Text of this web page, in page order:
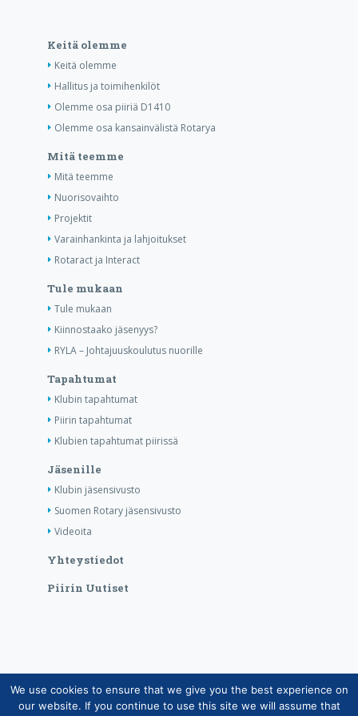
Keitä olemme
Keitä olemme
Hallitus ja toimihenkilöt
Olemme osa piiriä D1410
Olemme osa kansainvälistä Rotarya
Mitä teemme
Mitä teemme
Nuorisovaihto
Projektit
Varainhankinta ja lahjoitukset
Rotaract ja Interact
Tule mukaan
Tule mukaan
Kiinnostaako jäsenyys?
RYLA – Johtajuuskoulutus nuorille
Tapahtumat
Klubin tapahtumat
Piirin tapahtumat
Klubien tapahtumat piirissä
Jäsenille
Klubin jäsensivusto
Suomen Rotary jäsensivusto
Videoita
Yhteystiedot
Piirin Uutiset
Copyright © Suomen Rotarypalvelu ry 2026 |
Jäsentietojärjestelmän tietosuojaseloste|Henkilötietojen
We use cookies to ensure that we give you the best experience on
our website. If you continue to use this site we will assume that